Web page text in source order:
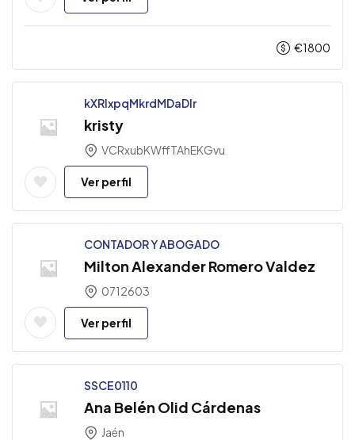
€1800
kXRlxpqMkrdMDaDIr
kristy
VCRxubKWffTAhEKGvu
Ver perfil
CONTADOR Y ABOGADO
Milton Alexander Romero Valdez
0712603
Ver perfil
SSCE0110
Ana Belén Olid Cárdenas
Jaén